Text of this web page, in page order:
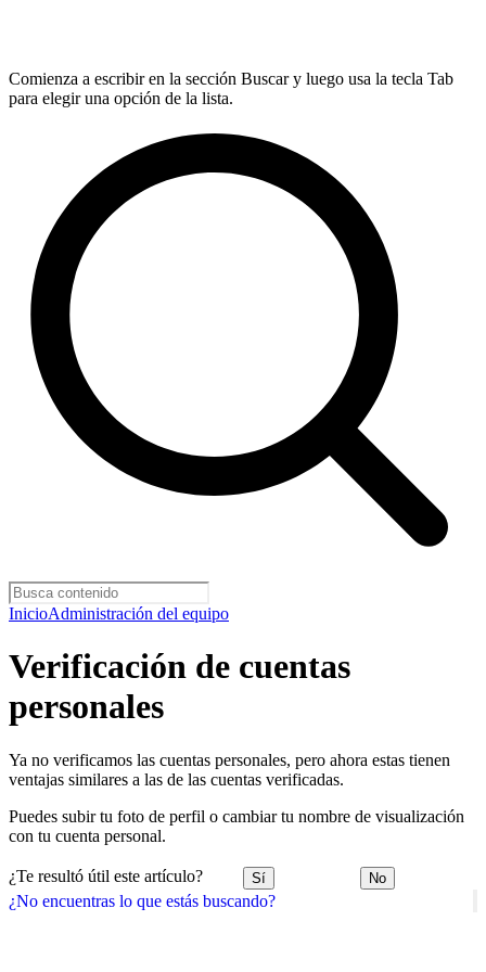
Comienza a escribir en la sección Buscar y luego usa la tecla Tab
para elegir una opción de la lista.
InicioAdministración del equipo
¿No encuentras lo que estás buscando?
Verificación de cuentas
personales
Ya no verificamos las cuentas personales, pero ahora estas tienen
ventajas similares a las de las cuentas verificadas.
Puedes subir tu foto de perfil o cambiar tu nombre de visualización
con tu cuenta personal.
¿Te resultó útil este artículo? Sí No